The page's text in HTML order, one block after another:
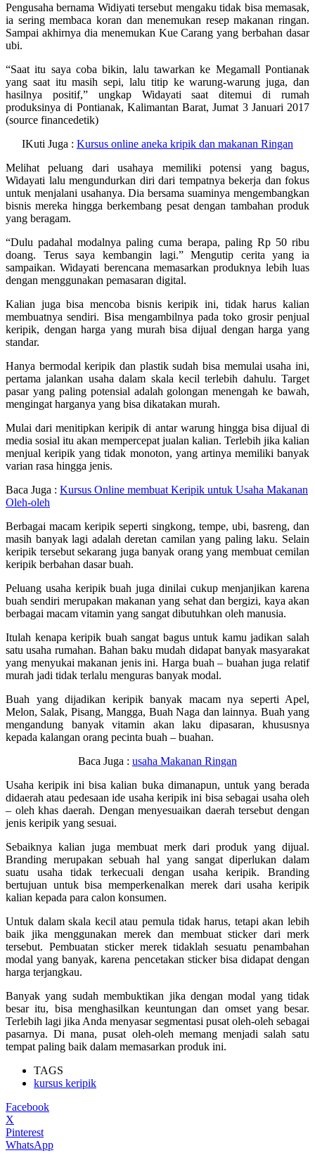
Pengusaha bernama Widiyati tersebut mengaku tidak bisa memasak,
ia sering membaca koran dan menemukan resep makanan ringan.
Sampai akhirnya dia menemukan Kue Carang yang berbahan dasar
ubi.
“Saat itu saya coba bikin, lalu tawarkan ke Megamall Pontianak
yang saat itu masih sepi, lalu titip ke warung-warung juga, dan
hasilnya positif,” ungkap Widayati saat ditemui di rumah
produksinya di Pontianak, Kalimantan Barat, Jumat 3 Januari 2017
(source financedetik)
IKuti Juga : Kursus online aneka kripik dan makanan Ringan
Melihat peluang dari usahaya memiliki potensi yang bagus,
Widayati lalu mengundurkan diri dari tempatnya bekerja dan fokus
untuk menjalani usahanya. Dia bersama suaminya mengembangkan
bisnis mereka hingga berkembang pesat dengan tambahan produk
yang beragam.
“Dulu padahal modalnya paling cuma berapa, paling Rp 50 ribu
doang. Terus saya kembangin lagi.” Mengutip cerita yang ia
sampaikan. Widayati berencana memasarkan produknya lebih luas
dengan menggunakan pemasaran digital.
Kalian juga bisa mencoba bisnis keripik ini, tidak harus kalian
membuatnya sendiri. Bisa mengambilnya pada toko grosir penjual
keripik, dengan harga yang murah bisa dijual dengan harga yang
standar.
Hanya bermodal keripik dan plastik sudah bisa memulai usaha ini,
pertama jalankan usaha dalam skala kecil terlebih dahulu. Target
pasar yang paling potensial adalah golongan menengah ke bawah,
mengingat harganya yang bisa dikatakan murah.
Mulai dari menitipkan keripik di antar warung hingga bisa dijual di
media sosial itu akan mempercepat jualan kalian. Terlebih jika kalian
menjual keripik yang tidak monoton, yang artinya memiliki banyak
varian rasa hingga jenis.
Baca Juga : Kursus Online membuat Keripik untuk Usaha Makanan
Oleh-oleh
Berbagai macam keripik seperti singkong, tempe, ubi, basreng, dan
masih banyak lagi adalah deretan camilan yang paling laku. Selain
keripik tersebut sekarang juga banyak orang yang membuat cemilan
keripik berbahan dasar buah.
Peluang usaha keripik buah juga dinilai cukup menjanjikan karena
buah sendiri merupakan makanan yang sehat dan bergizi, kaya akan
berbagai macam vitamin yang sangat dibutuhkan oleh manusia.
Itulah kenapa keripik buah sangat bagus untuk kamu jadikan salah
satu usaha rumahan. Bahan baku mudah didapat banyak masyarakat
yang menyukai makanan jenis ini. Harga buah – buahan juga relatif
murah jadi tidak terlalu menguras banyak modal.
Buah yang dijadikan keripik banyak macam nya seperti Apel,
Melon, Salak, Pisang, Mangga, Buah Naga dan lainnya. Buah yang
mengandung banyak vitamin akan laku dipasaran, khususnya
kepada kalangan orang pecinta buah – buahan.
Baca Juga : usaha Makanan Ringan
Usaha keripik ini bisa kalian buka dimanapun, untuk yang berada
didaerah atau pedesaan ide usaha keripik ini bisa sebagai usaha oleh
– oleh khas daerah. Dengan menyesuaikan daerah tersebut dengan
jenis keripik yang sesuai.
Sebaiknya kalian juga membuat merk dari produk yang dijual.
Branding merupakan sebuah hal yang sangat diperlukan dalam
suatu usaha tidak terkecuali dengan usaha keripik. Branding
bertujuan untuk bisa memperkenalkan merek dari usaha keripik
kalian kepada para calon konsumen.
Untuk dalam skala kecil atau pemula tidak harus, tetapi akan lebih
baik jika menggunakan merek dan membuat sticker dari merk
tersebut. Pembuatan sticker merek tidaklah sesuatu penambahan
modal yang banyak, karena pencetakan sticker bisa didapat dengan
harga terjangkau.
Banyak yang sudah membuktikan jika dengan modal yang tidak
besar itu, bisa menghasilkan keuntungan dan omset yang besar.
Terlebih lagi jika Anda menyasar segmentasi pusat oleh-oleh sebagai
pasarnya. Di mana, pusat oleh-oleh memang menjadi salah satu
tempat paling baik dalam memasarkan produk ini.
TAGS
kursus keripik
Facebook
X
Pinterest
WhatsApp